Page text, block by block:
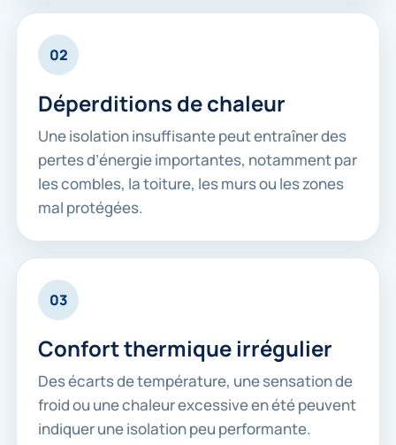
02
Déperditions de chaleur
Une isolation insuffisante peut entraîner des
pertes d’énergie importantes, notamment par
les combles, la toiture, les murs ou les zones
mal protégées.
03
Confort thermique irrégulier
Des écarts de température, une sensation de
froid ou une chaleur excessive en été peuvent
indiquer une isolation peu performante.